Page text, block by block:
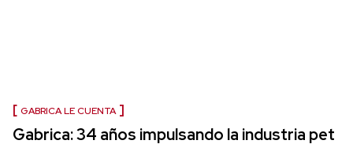
GABRICA LE CUENTA
Gabrica: 34 años impulsando la industria pet